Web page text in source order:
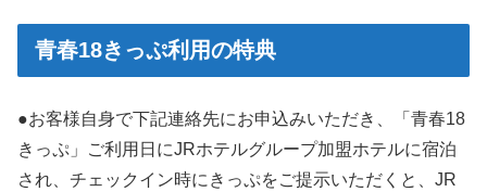
青春18きっぷ利用の特典
●お客様自身で下記連絡先にお申込みいただき、「青春18
きっぷ」ご利用日にJRホテルグループ加盟ホテルに宿泊
され、チェックイン時にきっぷをご提示いただくと、JR